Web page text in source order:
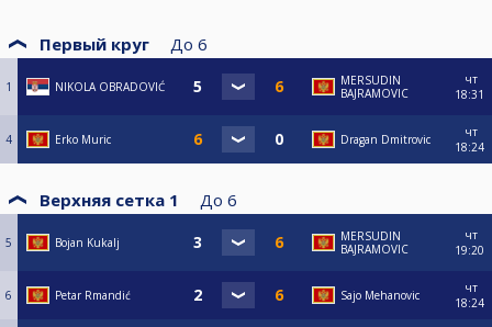
Первый круг До 6
1 NIKOLA OBRADOVIĆ
MERSUDIN
BAJRAMOVIC
чт
18:31
4 Erko Muric Dragan Dmitrovic
чт
18:24
Верхняя сетка 1 До 6
5 Bojan Kukalj
MERSUDIN
BAJRAMOVIC
чт
19:20
6 Petar Rmandić Sajo Mehanovic
чт
18:24